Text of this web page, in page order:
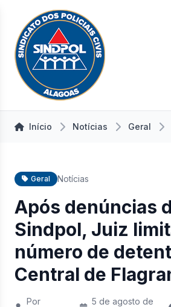
Início Notícias Geral
Geral Notícias
Após denúncias
Sindpol, Juiz
número de
Central de
Por
5 de agosto de